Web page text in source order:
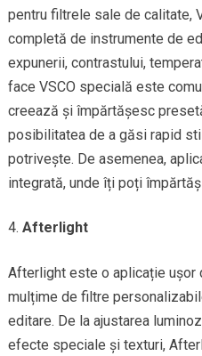
pentru filtrele sale de calitate,
completă de instrumente de
expunerii, contrastului,
face VSCO specială este
creează și împărtășesc
posibilitatea de a găsi rapid
potrivește. De asemenea,
integrată, unde îți poți
Afterlight
Afterlight este o aplicație ușor
mulțime de filtre
editare. De la ajustarea
efecte speciale și texturi,